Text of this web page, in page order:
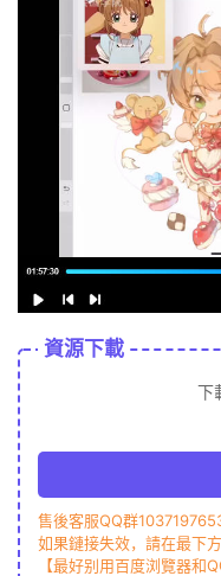
資源下載
下
售後客服QQ群
如果鏈接失效，請在最下
【最好别用百度浏覽器和